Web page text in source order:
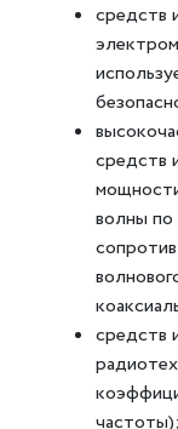
средств
средств
волны по
средств
частоты);